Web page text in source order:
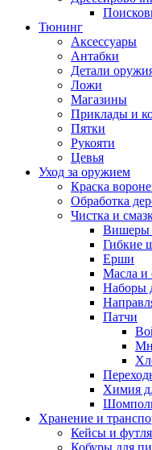
Тюнинг
Аксессуары
Антабки
Детали
Ложи
Магазины
Приклады и
Пятки
Рукояти
Цевья
Уход за оружием
Краска
Обработка
Чистка и
Вишеры
Гибкие
Ерши
Масла и
Наборы
Патчи
Химия
Хранение и
Кейсы и
Кобуры для